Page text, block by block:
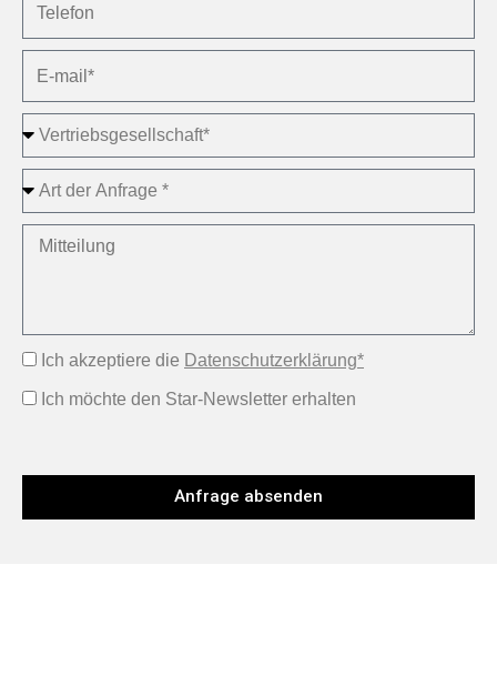
Ich akzeptiere die Datenschutzerklärung*
Ich möchte den Star-Newsletter erhalten
Anfrage absenden